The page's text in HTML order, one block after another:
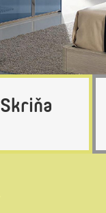
Skriňa